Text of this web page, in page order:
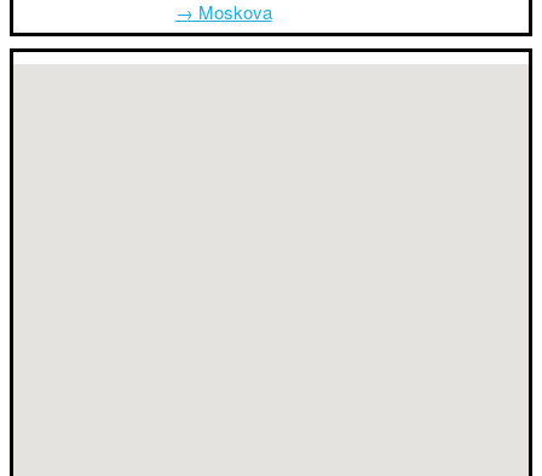
→ Moskova